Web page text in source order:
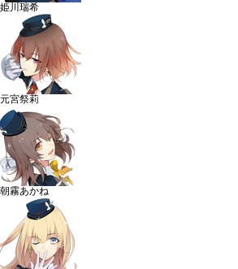
姫川瑞希
元宮祭莉
朝霧あかね